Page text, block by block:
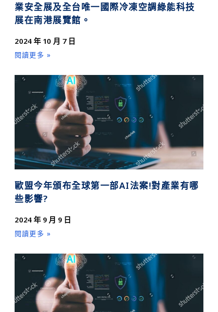
業安全展及全台唯一國際冷凍空調綠能科技
展在南港展覽館。
2024 年 10 月 7 日
閱讀更多 »
歐盟今年頒布全球第一部AI法案!對產業有哪
些影響?
2024 年 9 月 9 日
閱讀更多 »